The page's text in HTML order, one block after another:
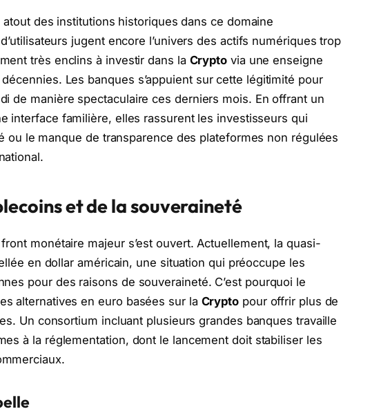
des institutions historiques dans ce domaine
jugent encore l’univers des actifs numériques trop
très enclins à investir dans la Crypto via une enseigne
Les banques s’appuient sur cette légitimité pour
de manière spectaculaire ces derniers mois. En offrant un
interface familière, elles rassurent les investisseurs qui
ou le manque de transparence des plateformes non régulées
et de la souveraineté
monétaire majeur s’est ouvert. Actuellement, la quasi-
en dollar américain, une situation qui préoccupe les
pour des raisons de souveraineté. C’est pourquoi le
alternatives en euro basées sur la Crypto pour offrir plus de
Un consortium incluant plusieurs grandes banques travaille
à la réglementation, dont le lancement doit stabiliser les